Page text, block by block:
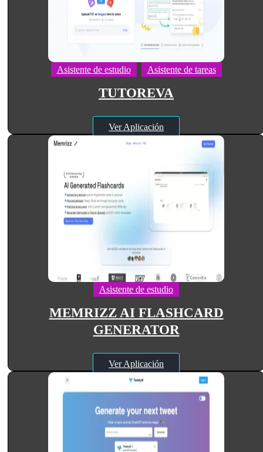
Asistente de estudio Asistente de tareas
TUTOREVA
Ver Aplicación
Asistente de estudio
MEMRIZZ AI FLASHCARD
GENERATOR
Ver Aplicación